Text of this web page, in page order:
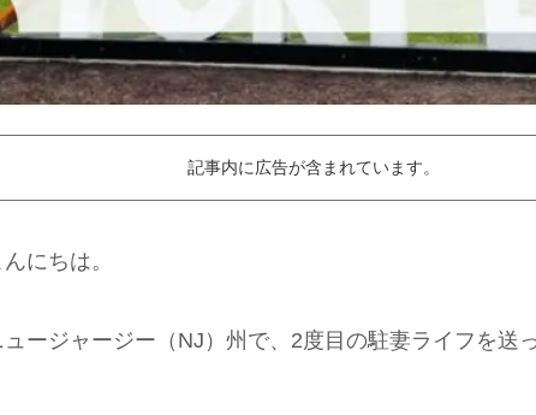
記事内に広告が含まれています。
にちは。
ージャージー（NJ）州で、2度目の駐妻ライフを送